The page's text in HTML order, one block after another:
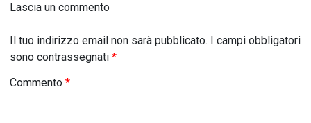
Lascia un commento
Il tuo indirizzo email non sarà pubblicato. I campi obbligatori
sono contrassegnati *
Commento *